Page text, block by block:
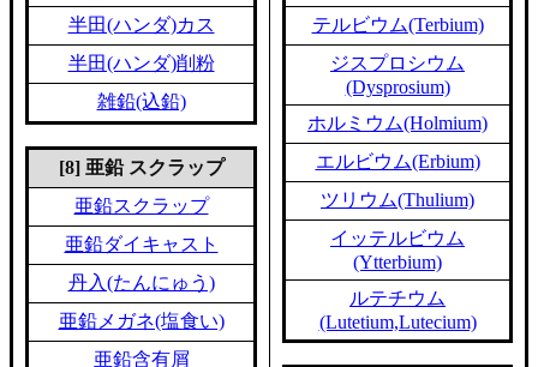
半田(ハンダ)カス
半田(ハンダ)削粉
雑鉛(込鉛)
[8] 亜鉛 スクラップ
亜鉛スクラップ
亜鉛ダイキャスト
丹入(たんにゅう)
亜鉛メガネ(塩食い)
亜鉛含有屑
テルビウム(Terbium)
ジスプロシウム
(Dysprosium)
ホルミウム(Holmium)
エルビウム(Erbium)
ツリウム(Thulium)
イッテルビウム
(Ytterbium)
ルテチウム
(Lutetium,Lutecium)